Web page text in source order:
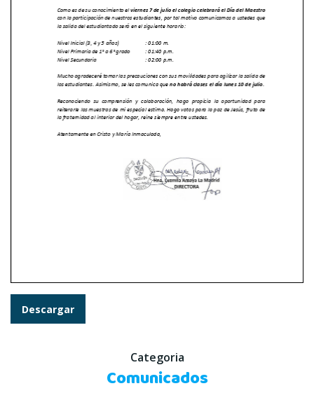
Descargar
Categoria
Comunicados